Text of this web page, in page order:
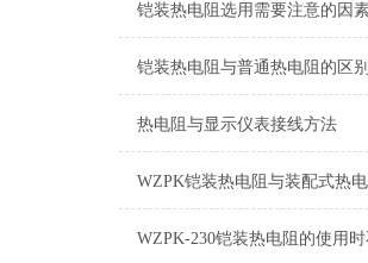
热电阻与显示仪表接线方法